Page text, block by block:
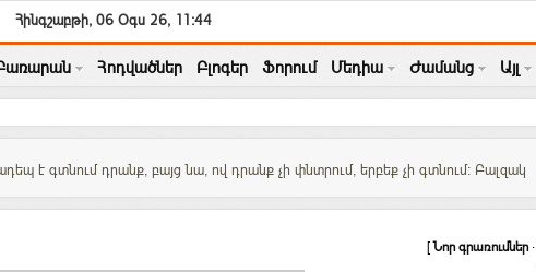
Հինգշաբթի, 06 Օգս 26, 11:44
Հոդվածներ Բլոգեր Ֆորում Մեդիա Ժամանց Այլ
է գտնում դրանք, բայց նա, ով դրանք չի փնտրում, երբեք չի գտնում: Բալզակ
[Նոր գրառումներ·